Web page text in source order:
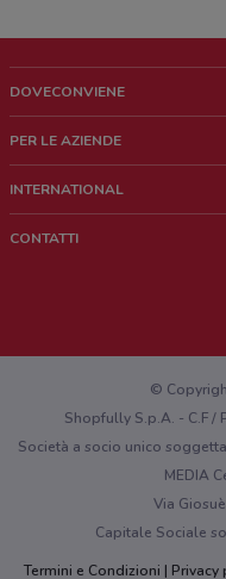
DOVECONVIENE
Chi siamo
Lavora con noi
PER LE AZIENDE
Richieste commerciali e
INTERNATIONAL
CONTATTI
Hai un malfunzionamento sul
©
Shopfully S.p.A. - C.F /
Società a socio unico
MEDIA
Via
Capitale Sociale
Termini e Condizioni
Privacy